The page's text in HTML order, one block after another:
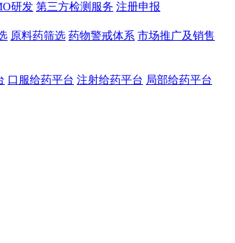
研发 第三方检测服务 注册申报
原料药筛选 药物警戒体系 市场推广及销售
口服给药平台 注射给药平台 局部给药平台